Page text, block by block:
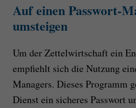
Auf einen Passwort-
umsteigen
Um der Zettelwirtschaft ein
empfiehlt sich die Nutzung
Managers. Dieses Programm
Dienst ein sicheres Passwort